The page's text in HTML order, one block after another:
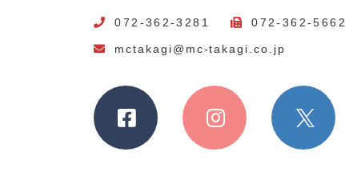
072-362-3281 072-362-5662
mctakagi@mc-takagi.co.jp